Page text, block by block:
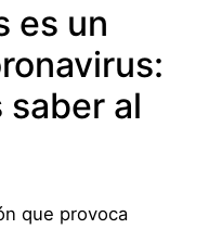
es un
al
que provoca